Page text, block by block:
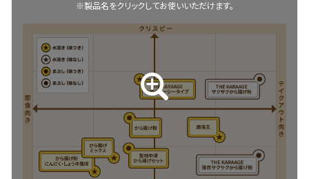
※製品名をクリックしてお使いいただけます。